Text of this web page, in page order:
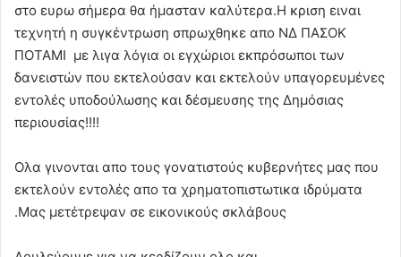
στο ευρω σήμερα θα ήμασταν καλύτερα.Η κριση ειναι
τεχνητή η συγκέντρωση σπρωχθηκε απο ΝΔ ΠΑΣΟΚ
ΠΟΤΑΜΙ με λιγα λόγια οι εγχώριοι εκπρόσωποι των
δανειστών που εκτελούσαν και εκτελούν υπαγορευμένες
εντολές υποδούλωσης και δέσμευσης της Δημόσιας
περιουσίας!!!!
Ολα γινονται απο τους γονατιστούς κυβερνήτες μας που
εκτελούν εντολές απο τα χρηματοπιστωτικα ιδρύματα
.Μας μετέτρεψαν σε εικονικούς σκλάβους